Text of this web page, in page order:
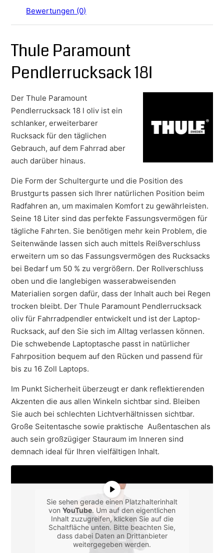
Bewertungen (0)
Thule Paramount
Pendlerrucksack 18l
Der Thule Paramount
Pendlerrucksack 18 l oliv ist ein
schlanker, erweiterbarer
Rucksack für den täglichen
Gebrauch, auf dem Fahrrad aber
auch darüber hinaus.
Die Form der Schultergurte und die Position des
Brustgurts passen sich Ihrer natürlichen Position beim
Radfahren an, um maximalen Komfort zu gewährleisten.
Seine 18 Liter sind das perfekte Fassungsvermögen für
tägliche Fahrten. Sie benötigen mehr kein Problem, die
Seitenwände lassen sich auch mittels Reißverschluss
erweitern um so das Fassungsvermögen des Rucksacks
bei Bedarf um 50 % zu vergrößern. Der Rollverschluss
oben und die langlebigen wasserabweisenden
Materialien sorgen dafür, dass der Inhalt auch bei Regen
trocken bleibt. Der Thule Paramount Pendlerrucksack
oliv für Fahrradpendler entwickelt und ist der Laptop-
Rucksack, auf den Sie sich im Alltag verlassen können.
Die schwebende Laptoptasche passt in natürlicher
Fahrposition bequem auf den Rücken und passend für
bis zu 16 Zoll Laptops.
Im Punkt Sicherheit überzeugt er dank reflektierenden
Akzenten die aus allen Winkeln sichtbar sind. Bleiben
Sie auch bei schlechten Lichtverhältnissen sichtbar.
Große Seitentasche sowie praktische Außentaschen als
auch sein großzügiger Stauraum im Inneren sind
demnach ideal für Ihren vielfältigen Inhalt.
Sie sehen gerade einen Platzhalterinhalt
von YouTube. Um auf den eigentlichen
Inhalt zuzugreifen, klicken Sie auf die
Schaltfläche unten. Bitte beachten Sie,
dass dabei Daten an Drittanbieter
weitergegeben werden.